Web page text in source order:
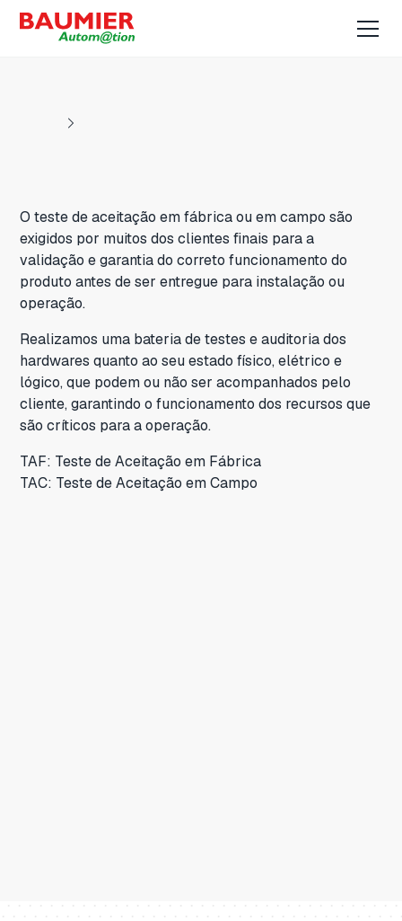
O teste de aceitação em fábrica ou em campo são
exigidos por muitos dos clientes finais para a
validação e garantia do correto funcionamento do
produto antes de ser entregue para instalação ou
operação.
Realizamos uma bateria de testes e auditoria dos
hardwares quanto ao seu estado físico, elétrico e
lógico, que podem ou não ser acompanhados pelo
cliente, garantindo o funcionamento dos recursos que
são críticos para a operação.
TAF: Teste de Aceitação em Fábrica
TAC: Teste de Aceitação em Campo